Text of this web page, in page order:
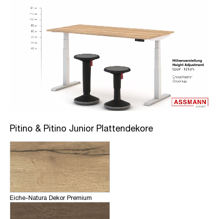
Pitino & Pitino Junior Plattendekore
Eiche-Natura Dekor Premium